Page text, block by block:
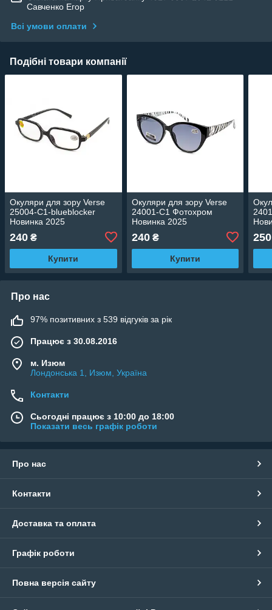
Савченко Егор
Всі умови оплати
Подібні товари компанії
Окуляри для зору Verse
25004-C1-blueblocker
Новинка 2025
240 ₴
Купити
Окуляри для зору Verse
24001-C1 Фотохром
Новинка 2025
240₴
Купити
250
Про нас
97% позитивних з 539 відгуків за рік
Працює з 30.08.2016
м. Изюм
Лондонська 1, Изюм, Україна
Контакти
Сьогодні працює з 10:00 до 18:00
Показати весь графік роботи
Про нас
Контакти
Доставка та оплата
Графік роботи
Повна версія сайту